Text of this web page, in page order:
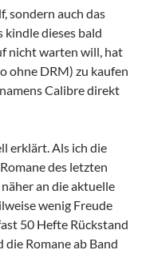
sondern auch das
kindle dieses bald
nicht warten will, hat
ohne DRM) zu kaufen
Calibre direkt
erklärt. Als ich die
des letzten
an die aktuelle
wenig Freude
50 Hefte Rückstand
die Romane ab Band